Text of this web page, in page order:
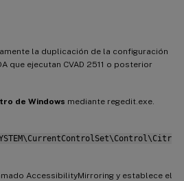
la duplicación de la configuración
que ejecutan CVAD 2511 o posterior
de Windows mediante regedit.exe.
AccessibilityMirroring y establece el